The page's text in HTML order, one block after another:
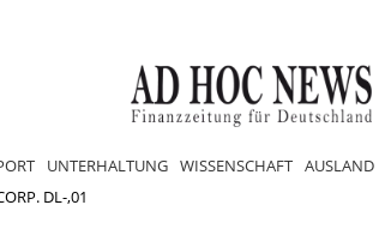
UNTERHALTUNG WISSENSCHAFT AUSLAND
DL-,01